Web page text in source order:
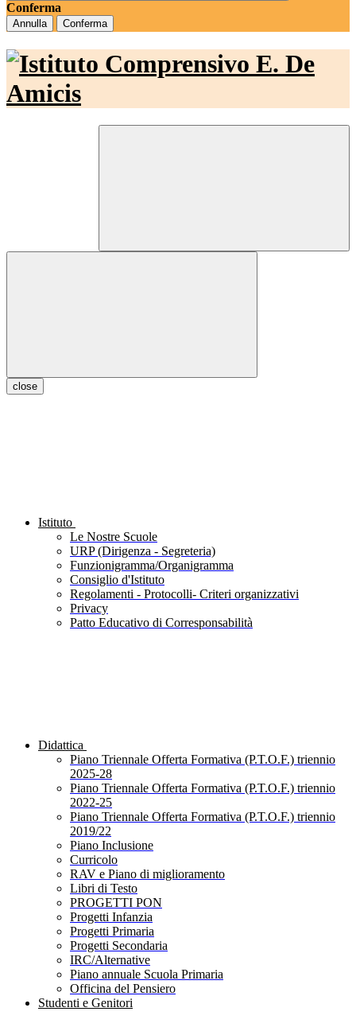
Conferma
Annulla Conferma
close
Istituto
Le Nostre Scuole
URP (Dirigenza - Segreteria)
Funzionigramma/Organigramma
Consiglio d'Istituto
Regolamenti - Protocolli- Criteri organizzativi
Privacy
Patto Educativo di Corresponsabilità
Didattica
Piano Triennale Offerta Formativa (P.T.O.F.) triennio
2025-28
Piano Triennale Offerta Formativa (P.T.O.F.) triennio
2022-25
Piano Triennale Offerta Formativa (P.T.O.F.) triennio
2019/22
Piano Inclusione
Curricolo
RAV e Piano di miglioramento
Libri di Testo
PROGETTI PON
Progetti Infanzia
Progetti Primaria
Progetti Secondaria
IRC/Alternative
Piano annuale Scuola Primaria
Officina del Pensiero
Studenti e Genitori